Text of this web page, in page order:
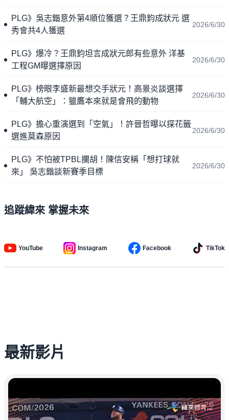
PLG》吳志鍇意外第4順位獲選？王鼎鈞成狀元 選
秀會共4人獲選
2026/6/30
PLG》爆冷？王鼎鈞坦言成狀元郎有些意外 洋基
工程GM曝選擇原因
2026/6/30
PLG》榜眼李盛新最想交手狀元！高景炎談選擇
「輔大航空」：獵鷹本來就是會飛的動物
2026/6/30
PLG》擔心重演選到「空氣」！許晉哲曝以探花籤
選進莫森原因
2026/6/30
PLG》不怕被TPBL攔胡！陳信安稱「想打球就
來」 吳志鍇談新賽季目標
2026/6/30
追蹤緯來 掌握未來
YouTube Instagram Facebook TikTok
最新影片